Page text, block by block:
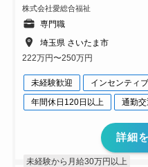
株式会社愛総合福祉
専門職
埼玉県 さいたま市
222万円〜250万円
未経験歓迎 インセンティブ
年間休日120日以上
通勤
詳細
未経験から月給30万円以上